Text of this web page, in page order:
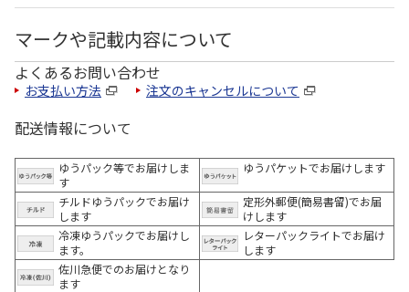
マークや記載内容について
よくあるお問い合わせ
お支払い方法 注文のキャンセルについて
配送情報について
ゆうパック等でお届けしま
す
ゆうパケットでお届けします
チルドゆうパックでお届け
します
定形外郵便(簡易書留)でお届
けします
冷凍ゆうパックでお届けし
ます。
レターパックライトでお届け
します
佐川急便でのお届けとなり
ます